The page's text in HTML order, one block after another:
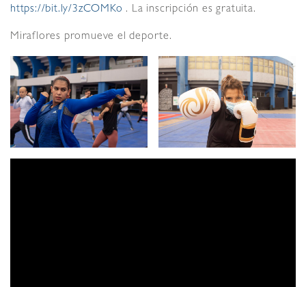
https://bit.ly/3zCOMKo . La inscripción es gratuita.
Miraflores promueve el deporte.